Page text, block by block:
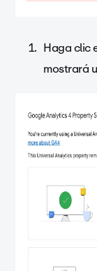
Haga clic
mostrará